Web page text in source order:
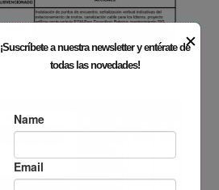
✕
¡Suscríbete a nuestra newsletter y entérate de
todas las novedades!